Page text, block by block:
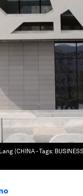
(CHINA - Tags: